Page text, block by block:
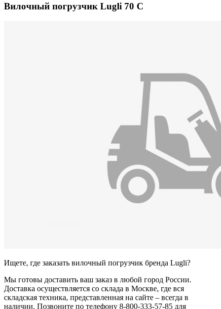
Вилочный погрузчик Lugli 70 C
Ищете, где заказать вилочный погрузчик бренда Lugli?
Мы готовы доставить ваш заказ в любой город России.
Доставка осуществляется со склада в Москве, где вся
складская техника, представленная на сайте – всегда в
наличии. Позвоните по телефону 8-800-333-57-85 для